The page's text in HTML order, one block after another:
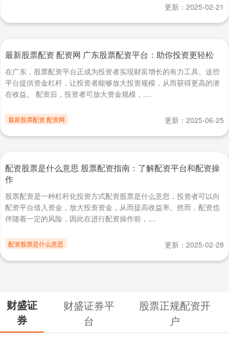
更新：2025-02-21
最新股票配资 配资网 广东股票配资平台：助你投资更轻松
在广东，股票配资平台正成为投资者实现财富增长的有力工具。这些
平台提供资金杠杆，让投资者能够放大投资规模，从而获得更高的潜
在收益。 配资后，投资者可放大资金规模，....
最新股票配资 配资网 更新：2025-06-25
配资股票是什么意思 股票配资指南：了解配资平台和配资操
作
股票配资是一种杠杆化投资方式配资股票是什么意思，投资者可以向
配资平台借入资金，放大投资资金，从而提高收益率。然而，配资也
伴随着一定的风险，因此在进行配资操作前，....
配资股票是什么意思 更新：2025-02-28
财盛证
券
财盛证券平
台
股票正规配资开
户